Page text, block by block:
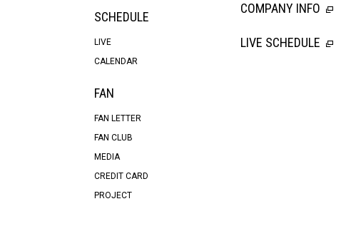
SCHEDULE
LIVE
CALENDAR
FAN
FAN LETTER
FAN CLUB
MEDIA
CREDIT CARD
PROJECT
COMPANY INFO
LIVE SCHEDULE